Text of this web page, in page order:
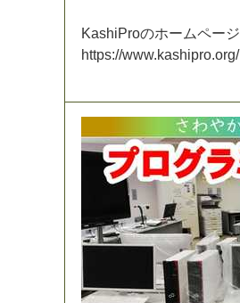
KashiProのホー ムページ
https://www.kashipro.org/